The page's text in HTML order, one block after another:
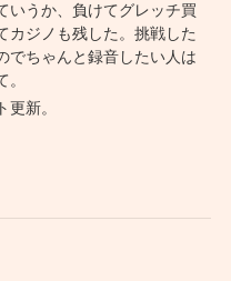
いうか、負けてグレッチ買
カジノも残した。挑戦した
でちゃんと録音したい人は
新。